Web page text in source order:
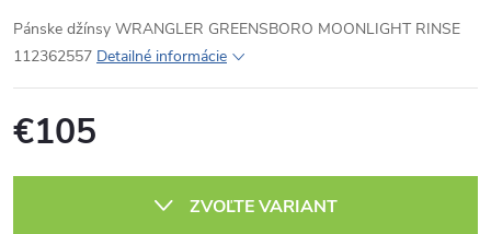
Pánske džínsy WRANGLER GREENSBORO MOONLIGHT RINSE
112362557 Detailné informácie
€105
ZVOĽTE VARIANT